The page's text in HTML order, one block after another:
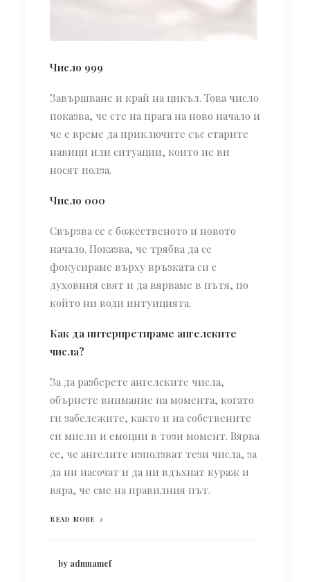
Число 999
Завършване и край на цикъл. Това число
показва, че сте на прага на ново начало и
че е време да приключите със старите
навици или ситуации, които не ви
носят полза.
Число 000
Свързва се с божественото и новото
начало. Показва, че трябва да се
фокусираме върху връзката си с
духовния свят и да вярваме в пътя, по
който ни води интуицията.
Как да интерпретираме ангелските
числа?
За да разберете ангелските числа,
обърнете внимание на момента, когато
ги забележите, както и на собствените
си мисли и емоции в този момент. Вярва
се, че ангелите използват тези числа, за
да ни насочат и да ни вдъхнат кураж и
вяра, че сме на правилния път.
READ MORE
by admnamef